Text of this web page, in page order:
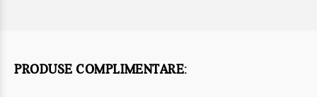
PRODUSE COMPLIMENTARE: